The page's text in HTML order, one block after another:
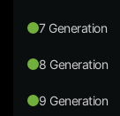
7 Generation
8 Generation
9 Generation